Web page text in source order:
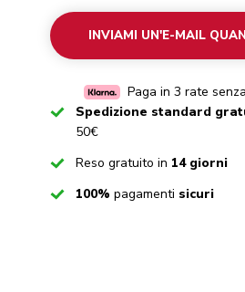
INVIAMI UN'E-MAIL
Paga in 3 rate
CheckedSpedizione standard
50€
CheckedReso gratuito in 14 giorni
Checked
100% pagamenti sicuri